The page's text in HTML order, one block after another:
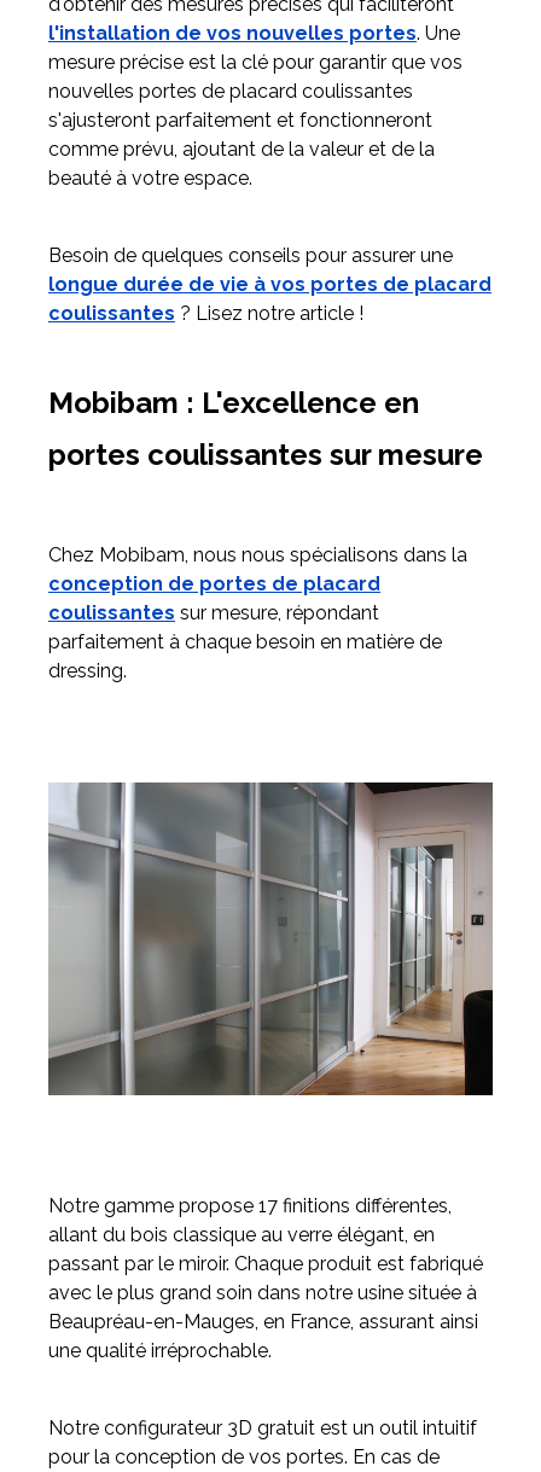
l'installation de vos nouvelles portes. Une
mesure précise est la clé pour garantir que vos
nouvelles portes de placard coulissantes
s'ajusteront parfaitement et fonctionneront
comme prévu, ajoutant de la valeur et de la
beauté à votre espace.
Besoin de quelques conseils pour assurer une
longue durée de vie à vos portes de placard
coulissantes ? Lisez notre article !
Mobibam : L'excellence en
portes coulissantes sur mesure
Chez Mobibam, nous nous spécialisons dans la
conception de portes de placard
coulissantes sur mesure, répondant
parfaitement à chaque besoin en matière de
dressing.
Notre gamme propose 17 finitions différentes,
allant du bois classique au verre élégant, en
passant par le miroir. Chaque produit est fabriqué
avec le plus grand soin dans notre usine située à
Beaupréau-en-Mauges, en France, assurant ainsi
une qualité irréprochable.
Notre configurateur 3D gratuit est un outil intuitif
pour la conception de vos portes. En cas de